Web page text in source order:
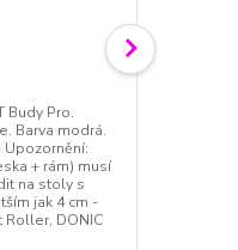
Budy Pro.
Barva modrá.
Upozornění:
+ rám) musí
na stoly s
jak 4 cm -
Roller, DONIC